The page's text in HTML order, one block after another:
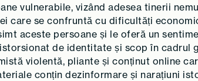
vulnerabile, vizând adesea tinerii
care se confruntă cu dificultăți
aceste persoane și le oferă un
de identitate și scop în cadrul
violentă, pliante și conținut online
conțin dezinformare și narațiuni